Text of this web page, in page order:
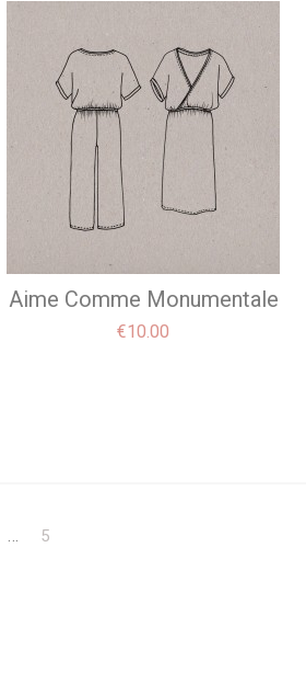
Aime Comme Monumentale
Price
€10.00
… 5